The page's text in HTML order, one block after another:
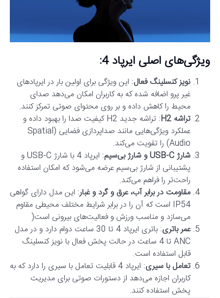
ویژگی‌های اصلی ایرپاد 4:
نویز کنسلینگ فعال: این ویژگی برای اولین بار در ایرپادهای
غیر پرو اضافه شده که به کاربران امکان می‌دهد صدای
محیط را کاهش داده و بر روی محتوای صوتی تمرکز کنند.
تراشه H2
: تراشه جدید H2 کیفیت صدا را بهبود داده و
عملکرد ویژگی‌هایی مانند صداپردازی فضایی (Spatial
Audio) را تقویت می‌کند.
شارژ USB-C و شارژ بی‌سیم
: ایرپاد 4 با شارژ USB-C و
پشتیبانی از شارژ بی‌سیم عرضه می‌شود که امکان استفاده
راحت‌تر را فراهم می‌کند.
مقاومت در برابر آب، عرق و گرد و غبار: این مدل دارای گواهی
IP54 است که آن را در برابر شرایط مختلف محیطی مقاوم
می‌سازد و مناسب ورزش و فعالیت‌های بیرونی است​(
عمر باتری
: باتری ایرپاد 4 تا 30 ساعت دوام دارد و در مدل
ANC تا 4 ساعت در حالت پخش فعال با نویز کنسلینگ
قابل استفاده است.
تعامل با سیری
: ایرپاد 4 قابلیت تعامل با سیری را دارد که به
کاربران اجازه می‌دهد از دستورات صوتی برای مدیریت
پخش استفاده کنند.